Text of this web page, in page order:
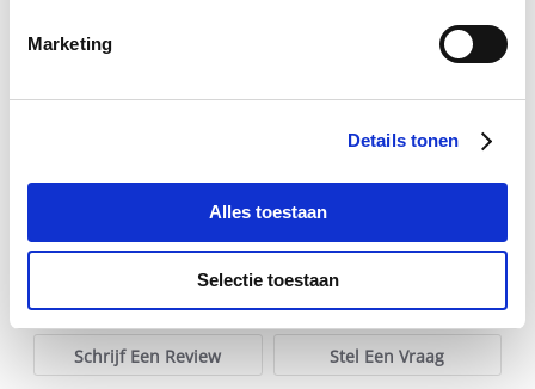
Marketing
Details tonen
Alles toestaan
Selectie toestaan
Voeg toe aan winkeltas Voeg
rating
Schrijf Een Review Stel Een Vraag